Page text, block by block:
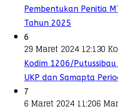
Pembentukan Penitia
Tahun 2025
6
29 Maret 2024 12:130
Kodim 1206/
UKP dan Samapta
7
6 Maret 2024 11:206